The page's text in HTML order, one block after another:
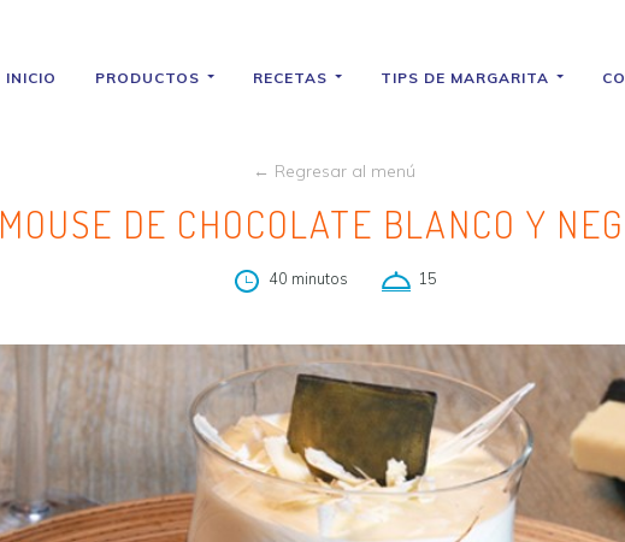
INICIO PRODUCTOS RECETAS TIPS DE MARGARITA
← Regresar al menú
MOUSE DE CHOCOLATE BLANCO Y
40 minutos 15